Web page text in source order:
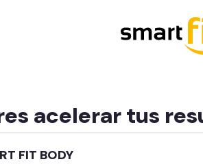
acelerar tus
FIT BODY